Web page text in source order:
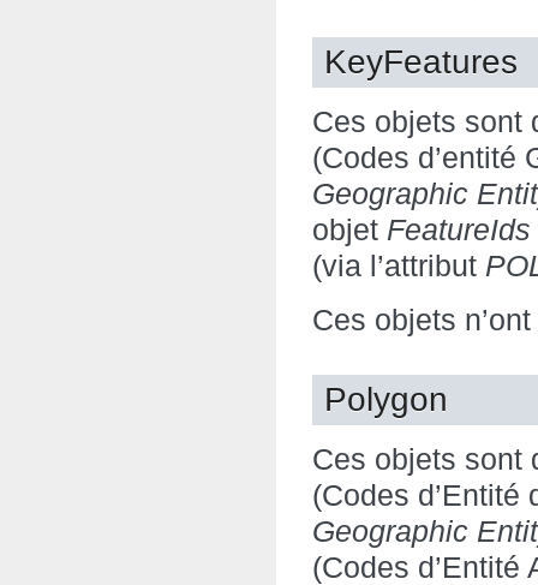
KeyFeatures
Ces objets sont
(Codes d’entité
Geographic
objet FeatureIds
(via l’attribut
Ces objets
Polygon
Ces objets sont
(Codes
Geographic
(Codes